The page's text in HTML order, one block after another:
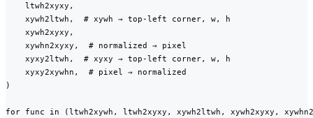
    ltwh2xyxy,
    xywh2ltwh,  # xywh → top-left corner, w, h
    xywh2xyxy,
    xywhn2xyxy,  # normalized → pixel
    xyxy2ltwh,  # xyxy → top-left corner, w, h
    xyxy2xywhn,  # pixel → normalized
)
for func in (ltwh2xywh, ltwh2xyxy, xywh2ltwh, xywh2xyxy,